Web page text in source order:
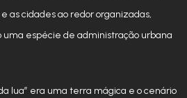
as cidades ao redor organizadas,
espécie de administração urbana
lua” era uma terra mágica e o cenário